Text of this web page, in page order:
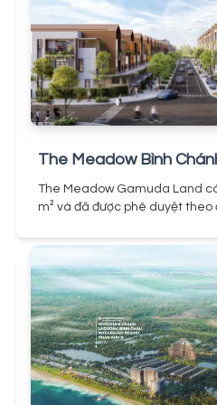
xây dựng các công trình và
động.
trọng và đầy đủ cho bước đầu
tiến độ dự án, hoàn thiện bàn
hàng.
The Meadow Bình
The Meadow Gamuda Land
m² và đã được phê duyệt
(Hương lộ 80) tại xã Vĩnh Lộc B
Phú do Công ty TNHH Xây
là chủ đầu tư. Theo Quyết
28 tháng 7 năm 2009 của Ủy
Chánh đã được duyệt và xác
phía Đông giáp đất ruộng,
khu dân cư xây dựng mới,
phía Bắc giáp Khu dân cư